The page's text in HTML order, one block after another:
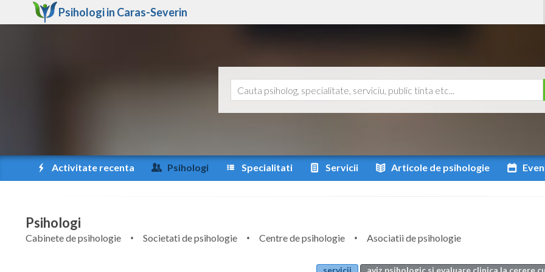
Psihologi in Caras-Severin
Activitate recenta Psihologi Specialitati Servicii Articole de psihologie
Psihologi
Cabinete de psihologie Societati de psihologie Centre de psihologie
Asociatii de psihologie
servicii
aviz psihologic si evaluare clinica la cerere